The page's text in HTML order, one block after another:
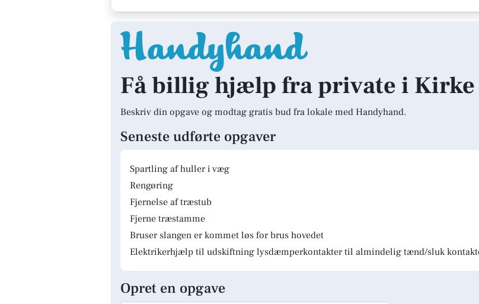
Få billig hjælp fra private i Kirke
Beskriv din opgave og modtag gratis bud fra lokale med Handyhand.
Seneste udførte opgaver
Spartling af huller i væg
Rengøring
Fjernelse af træstub
Fjerne træstamme
Bruser slangen er kommet løs for brus hovedet
Elektrikerhjælp til udskiftning lysdæmperkontakter til almindelig tænd/sluk
Opret en opgave